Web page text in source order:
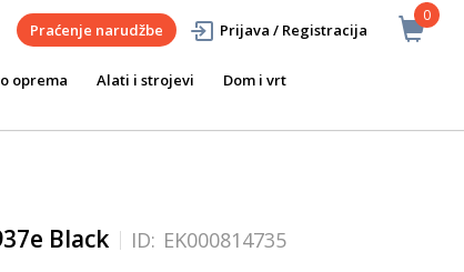
0
Praćenje narudžbe Prijava / Registracija
oprema Alati i strojevi
Dom i vrt
Black ID: EK000814735